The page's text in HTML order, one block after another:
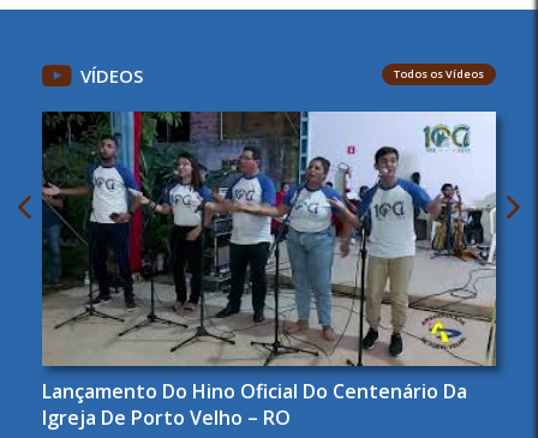
VÍDEOS Todos os Vídeos
Lançamento Do Hino Oficial Do Centenário Da
Igreja De Porto Velho – RO